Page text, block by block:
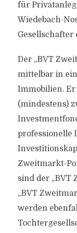
für
Wiedebach-
Gesellschafter
Der „BVT
mittelbar in
Immobilien.
(mindestens)
professionelle
Zweitmarkt-
sind der „BVT
„BVT
werden